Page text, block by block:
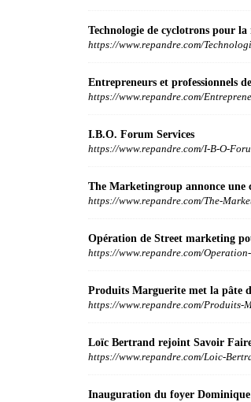
Technologie de cyclotrons pour
https://www.repandre.com/
Entrepreneurs et professionnels
https://www.repandre.com/
I.B.O. Forum Services
https://www.repandre.com/I-B-O-
The Marketingroup annonce une
https://www.repandre.com/The-
Opération de Street marketing
https://www.repandre.com/
Produits Marguerite met la pâte
https://www.repandre.com/Produits-
Loïc Bertrand rejoint Savoir
https://www.repandre.com/Loic-
Inauguration du foyer Dominique